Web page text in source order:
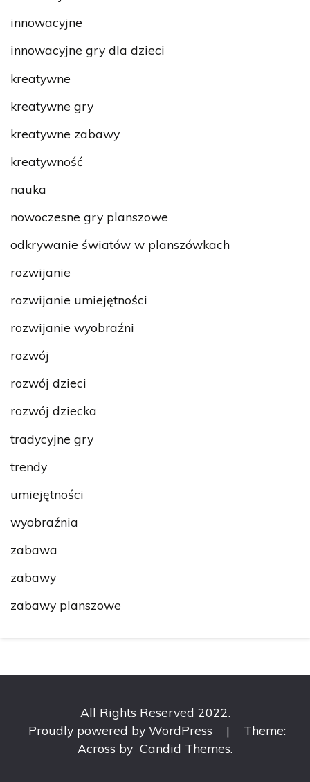
innowacyjne
innowacyjne gry dla dzieci
kreatywne
kreatywne gry
kreatywne zabawy
kreatywność
nauka
nowoczesne gry planszowe
odkrywanie światów w planszówkach
rozwijanie
rozwijanie umiejętności
rozwijanie wyobraźni
rozwój
rozwój dzieci
rozwój dziecka
tradycyjne gry
trendy
umiejętności
wyobraźnia
zabawa
zabawy
zabawy planszowe
All Rights Reserved 2022.
Proudly powered by WordPress
|
Theme:
Across by Candid Themes.